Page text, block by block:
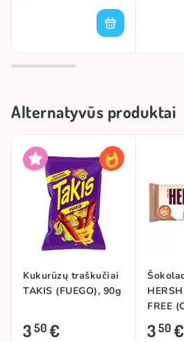
Alternatyvūs produktai
Kukurūzų traškučiai
TAKIS (FUEGO), 90g
350€
FREE
CREME
350€